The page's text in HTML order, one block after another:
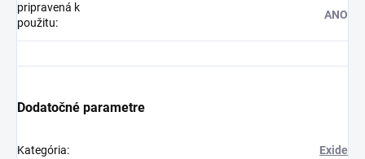
pripravená k
použitu:
ANO
Dodatočné parametre
Kategória: Exide